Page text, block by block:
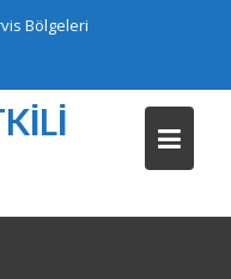
Bölgeleri